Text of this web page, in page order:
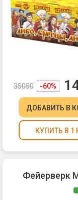
35050 -60%
ДОБАВИТЬ В
КУПИТЬ В 1
Фейерверк